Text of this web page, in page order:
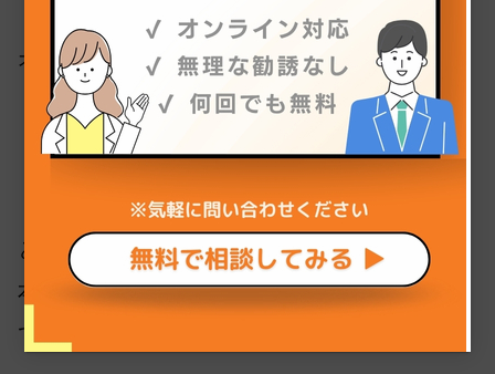
オーナーが行うのは、
・毎月の運用レポートを確認する
・必要に応じて宿泊ポイントを使う
といった最小限の作業だけ。
本業が忙しい人でも手間なく始められる仕組み
です。